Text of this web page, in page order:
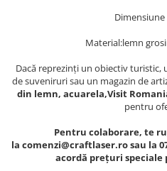
Bucuresti
Cluj Napoca
Colonada Imperiala, Buzias
Maramures
Suport pahare suvenir din pluta
Tablou suvenir
Tablouri acuarela
Colectia "Belle Epoque"
Colectia "Visit Romania"
Dimensiune
Material:lemn
Dacă reprezinți un obiectiv turistic,
de suveniruri sau un magazin de
din lemn, acuarela,Visit
pentru
Pentru colaborare, te
la comenzi@craftlaser.ro sau la
acordă prețuri